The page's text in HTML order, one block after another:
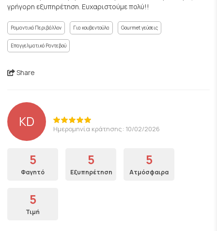
γρήγορη εξυπηρέτηση. Ευχαριστούμε πολύ!!
Ρομαντικό Περιβάλλον Για κουβεντούλα Gourmet γεύσεις
Επαγγελματικό Ραντεβού
Share
KD Ημερομηνία κράτησης: 10/02/2026
5
Φαγητό
5
Εξυπηρέτηση
5
Ατμόσφαιρα
5
Τιμή